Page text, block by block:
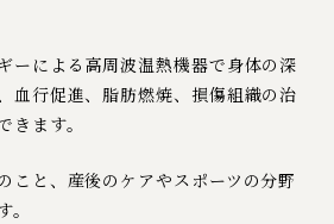
ーによる高周波温熱機器で身体の深
血行促進、脂肪燃焼、 損傷組織の治
きます。
こと、産後のケアやスポーツの分野